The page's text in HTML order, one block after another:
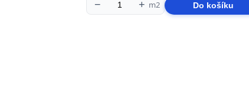
− + m2 Do košíku